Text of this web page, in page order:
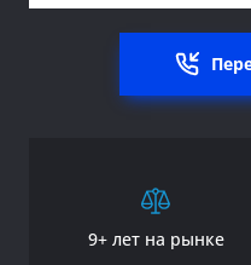
9+ лет на рынке